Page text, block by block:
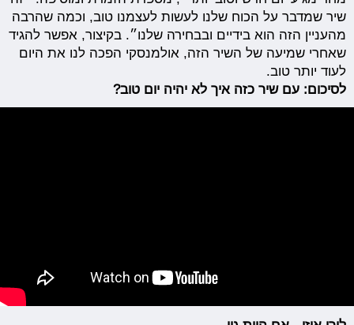
שיר שמדבר על הכוח שלנו לעשות לעצמנו טוב, וכמה שהרבה
מהעניין הזה הוא בידיים ובבחירה שלנו״. בקיצור, אפשר להגיד
שאחרי שמיעה של השיר הזה, אולמנסקי הפכה לנו את היום
לעוד יותר טוב.
לסיכום: עם שיר כזה איך לא יהיה יום טוב?